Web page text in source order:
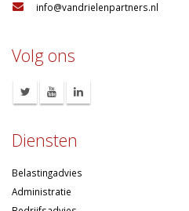
info@vandrielenpartners.nl
Volg ons
Diensten
Belastingadvies
Administratie